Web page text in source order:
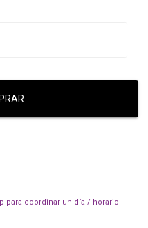
para coordinar un día / horario